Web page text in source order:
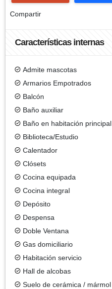
Compartir
Características internas
Admite mascotas
Armarios Empotrados
Balcón
Baño auxiliar
Baño en habitación principal
Biblioteca/Estudio
Calentador
Clósets
Cocina equipada
Cocina integral
Depósito
Despensa
Doble Ventana
Gas domiciliario
Habitación servicio
Hall de alcobas
Suelo de cerámica / mármol